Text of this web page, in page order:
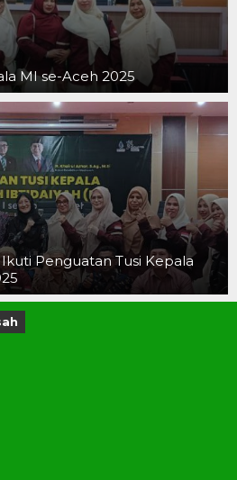
MI se-Aceh 2025
Penguatan Tusi Kepala